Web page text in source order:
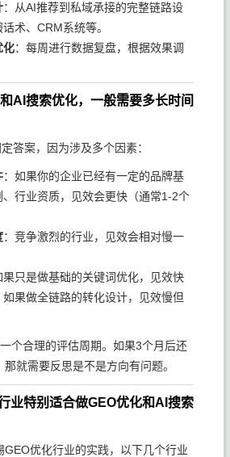
：从AI推荐到私域承接的完整链路设
术、CRM系统等。
化：每周进行数据复盘，根据效果调
AI搜索优化，一般需要多长时间
答案，因为涉及多个因素：
：如果你的企业已经有一定的品牌基
行业资质，见效会更快（通常1-2个
：竞争激烈的行业，见效会相对慢一
果只是做基础的关键词优化，见效快
果做全链路的转化设计，见效慢但
个合理的评估周期。如果3个月后还
就需要反思是不是方向有问题。
业特别适合做GEO优化和AI搜索
GEO优化行业的实践，以下几个行业